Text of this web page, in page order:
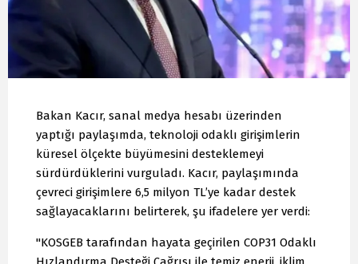
Bakan Kacır, sanal medya hesabı üzerinden
yaptığı paylaşımda, teknoloji odaklı girişimlerin
küresel ölçekte büyümesini desteklemeyi
sürdürdüklerini vurguladı. Kacır, paylaşımında
çevreci girişimlere 6,5 milyon TL’ye kadar destek
sağlayacaklarını belirterek, şu ifadelere yer verdi:
"KOSGEB tarafından hayata geçirilen COP31 Odaklı